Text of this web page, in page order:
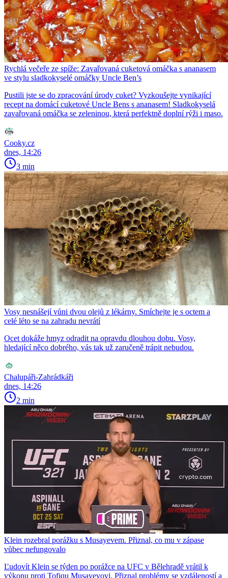
Rychlá večeře ze spíže: Zavařovaná cuketová omáčka s ananasem
ve stylu sladkokyselé omáčky Uncle Ben’s
Pustili jste se do zpracování úrody cuket? Vyzkoušejte vynikající
recept na domácí cuketové Uncle Bens s ananasem! Sladkokyselá
zavařovaná omáčka se zeleninou, která perfektně doplní rýži i maso.
Cooky.cz
dnes, 14:26
3 min
Vosy nesnášejí vůni dvou olejů z lékárny. Smíchejte je s octem a
celé léto se na zahradu nevrátí
Ocet dokáže hmyz odradit na opravdu dlouhou dobu. Vosy,
hledající něco dobrého, vás tak už zaručeně trápit nebudou.
Chalupáři-Zahrádkáři
dnes, 14:26
2 min
Klein rozebral porážku s Musayevem. Přiznal, co mu v zápase
vůbec nefungovalo
Ľudovít Klein se týden po porážce na UFC v Bělehradě vrátil k
výkonu proti Tofiqu Musayevovi. Přiznal problémy se vzdáleností a